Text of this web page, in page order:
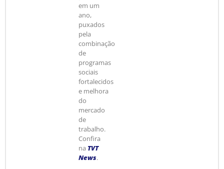
em um
ano,
puxados
pela
combinação
de
programas
sociais
fortalecidos
e melhora
do
mercado
de
trabalho.
Confira
na TVT
News.